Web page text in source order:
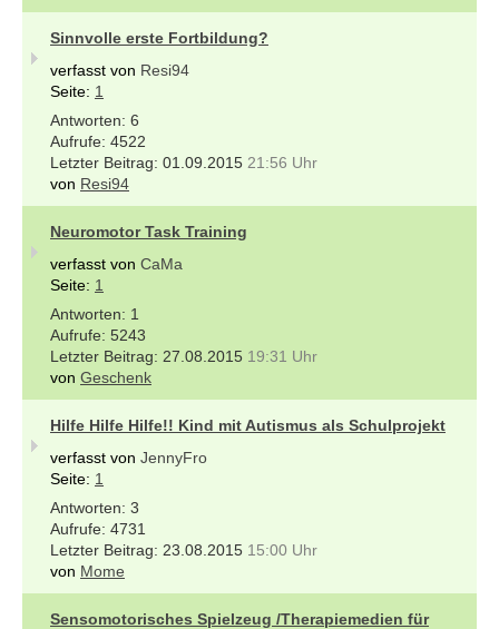
Sinnvolle erste Fortbildung?
verfasst von Resi94
Seite: 1
6
4522
01.09.2015 21:56 Uhr
von Resi94
Neuromotor Task Training
verfasst von CaMa
Seite: 1
1
5243
27.08.2015 19:31 Uhr
von Geschenk
Hilfe Hilfe Hilfe!! Kind mit Autismus als Schulprojekt
verfasst von JennyFro
Seite: 1
3
4731
23.08.2015 15:00 Uhr
von Mome
Sensomotorisches Spielzeug /Therapiemedien für